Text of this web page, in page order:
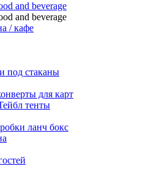
and beverage
and beverage
/ кафе
под стаканы
для карт
тенты
ланч бокс